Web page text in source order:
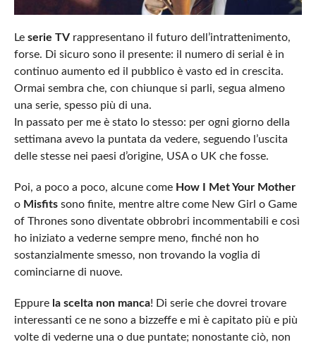
Le serie TVrappresentano il futuro dell’intrattenimento,
forse. Di sicuro sono il presente: il numero di serial è in
continuo aumento ed il pubblico è vasto ed in crescita.
Ormai sembra che, con chiunque si parli, segua almeno
una serie, spesso più di una.
In passato per me è stato lo stesso: per ogni giorno della
settimana avevo la puntata da vedere, seguendo l’uscita
delle stesse nei paesi d’origine, USA o UK che fosse.
Poi, a poco a poco, alcune come How I Met Your Mother
o Misfitssono finite, mentre altre come New Girl o Game
of Thrones sono diventate obbrobri incommentabili e così
ho iniziato a vederne sempre meno, finché non ho
sostanzialmente smesso, non trovando la voglia di
cominciarne di nuove.
Eppure la scelta non manca! Di serie che dovrei trovare
interessanti ce ne sono a bizzeffe e mi è capitato più e più
volte di vederne una o due puntate; nonostante ciò, non